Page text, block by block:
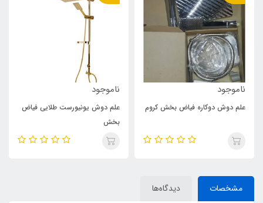
ناموجود
علم دوش دوکاره فیاض بخش کروم
ناموجود
علم دوش یونیورست طلایی فیاض
بخش
مشخصات دیدگاه‌ها